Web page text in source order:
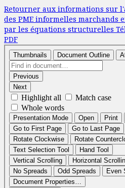
Retourner aux informations sur
des PME informelles marchands
par les équations structurelles
PDF